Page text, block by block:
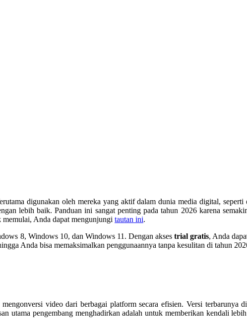
digunakan oleh mereka yang aktif dalam dunia media digital,
lebih baik. Panduan ini sangat penting pada tahun 2026 karena
Anda dapat mengunjungi tautan ini.
8, Windows 10, dan Windows 11. Dengan akses trial gratis, Anda
Anda bisa memaksimalkan penggunaannya tanpa kesulitan di tahun
video dari berbagai platform secara efisien. Versi terbarunya
utama pengembang menghadirkan adalah untuk memberikan kendali